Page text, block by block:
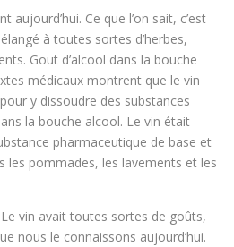
aujourd’hui. Ce que l’on sait, c’est
à toutes sortes d’herbes,
Gout d’alcool dans la bouche
médicaux montrent que le vin
y dissoudre des substances
la bouche alcool. Le vin était
pharmaceutique de base et
les pommades, les lavements et les
Le vin avait toutes sortes de goûts,
nous le connaissons aujourd’hui.